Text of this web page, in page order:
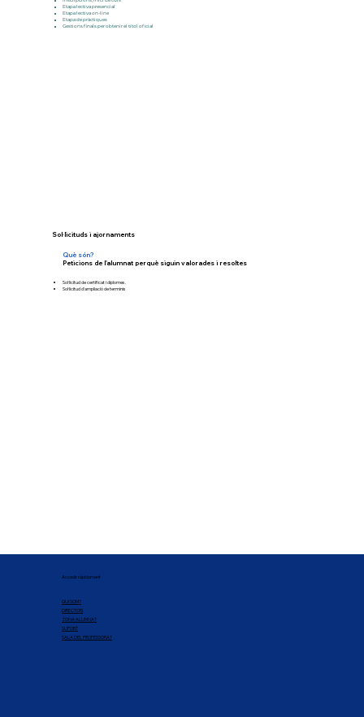
Etapa lectiva presencial
Etapa lectiva on-line
Etapa de pràctiques
Gestions finals per obtenir el títol oficial
Sol·licituds i ajornaments
Què són?
Peticions de l'alumnat perquè siguin valorades i resoltes
Sol·licitud de certificat i diplomes.
Sol·licitud d'ampliació de terminis
Accedir ràpidament
QUI SOM?
DIRECTORI
ZONA ALUMNAT
SUPORT
SALA DEL PROFESSORAT